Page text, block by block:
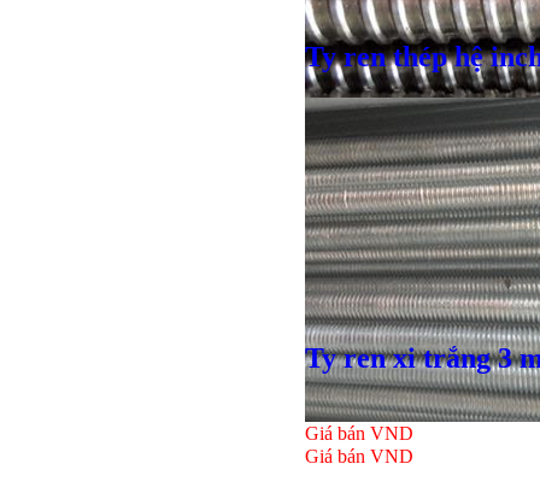
Giá bán VND
Ty ren thép hệ
Giá bán VND
Ty ren xi trắng 3